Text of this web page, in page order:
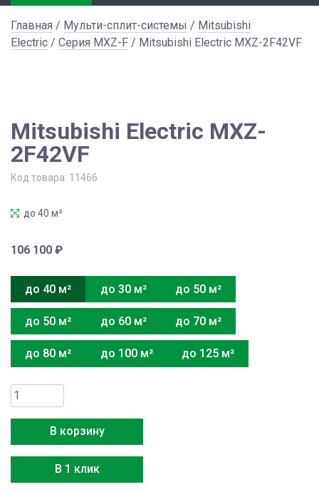
Главная / Мульти-сплит-системы / Mitsubishi
Electric / Серия MXZ-F / Mitsubishi Electric MXZ-2F42VF
Mitsubishi Electric MXZ-
2F42VF
Код товара: 11466
до 40 м²
106 100 ₽
до 40 м² до 30 м² до 50 м²
до 50 м² до 60 м² до 70 м²
до 80 м² до 100 м² до 125 м²
Количество
товара
Mitsubishi
Electric
MXZ-
В корзину
В 1 клик